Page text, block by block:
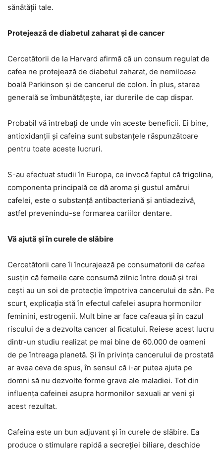
sănătăţii tale.
Protejează de diabetul zaharat şi de cancer
Cercetătorii de la Harvard afirmă că un consum regulat de
cafea ne protejează de diabetul zaharat, de nemiloasa
boală Parkinson şi de cancerul de colon. În plus, starea
generală se îmbunătăţeşte, iar durerile de cap dispar.
Probabil vă întrebaţi de unde vin aceste beneficii. Ei bine,
antioxidanţii şi cafeina sunt substanţele răspunzătoare
pentru toate aceste lucruri.
S-au efectuat studii în Europa, ce invocă faptul că trigolina,
componenta principală ce dă aroma şi gustul amărui
cafelei, este o substanţă antibacteriană şi antiadezivă,
astfel prevenindu-se formarea cariilor dentare.
Vă ajută şi în curele de slăbire
Cercetătorii care îi încurajează pe consumatorii de cafea
susţin că femeile care consumă zilnic între două şi trei
ceşti au un soi de protecţie împotriva cancerului de sân. Pe
scurt, explicaţia stă în efectul cafelei asupra hormonilor
feminini, estrogenii. Mult bine ar face cafeaua şi în cazul
riscului de a dezvolta cancer al ficatului. Reiese acest lucru
dintr-un studiu realizat pe mai bine de 60.000 de oameni
de pe întreaga planetă. Şi în privinţa cancerului de prostată
ar avea ceva de spus, în sensul că i-ar putea ajuta pe
domni să nu dezvolte forme grave ale maladiei. Tot din
influenţa cafeinei asupra hormonilor sexuali ar veni şi
acest rezultat.
Cafeina este un bun adjuvant şi în curele de slăbire. Ea
produce o stimulare rapidă a secreţiei biliare, deschide